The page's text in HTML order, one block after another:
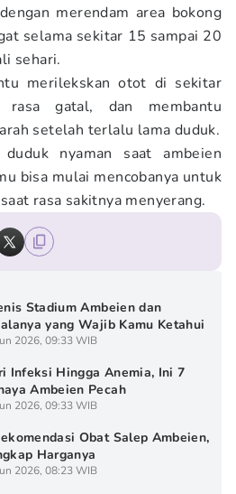
merendam area bokong
selama sekitar 15 sampai 20
sehari.
merilekskan otot di sekitar
rasa gatal, dan membantu
setelah terlalu lama duduk.
nyaman saat ambeien
bisa mulai mencobanya untuk
rasa sakitnya menyerang.
Stadium Ambeien dan
yang Wajib Kamu Ketahui
2026, 09:33 WIB
Infeksi Hingga Anemia, Ini 7
Ambeien Pecah
2026, 09:33 WIB
Obat Salep Ambeien,
Harganya
2026, 08:23 WIB